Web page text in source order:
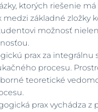
ktorých riešenie
medzi základné
možnosť
prax za
procesu.
teoretické
prax vychádza